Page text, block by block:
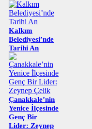
Kalkım
Belediyesi’nde
Tarihi An
Çanakkale’nin
Yenice İlçesinde
Genç Bir
Lider: Zeynep